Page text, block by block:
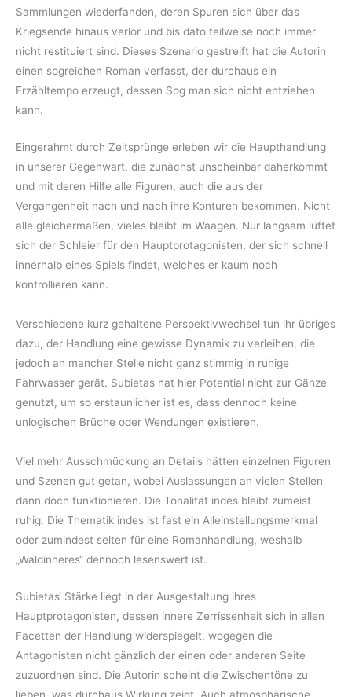
Sammlungen wiederfanden, deren Spuren sich über das
Kriegsende hinaus verlor und bis dato teilweise noch immer
nicht restituiert sind. Dieses Szenario gestreift hat die Autorin
einen sogreichen Roman verfasst, der durchaus ein
Erzähltempo erzeugt, dessen Sog man sich nicht entziehen
kann.
Eingerahmt durch Zeitsprünge erleben wir die Haupthandlung
in unserer Gegenwart, die zunächst unscheinbar daherkommt
und mit deren Hilfe alle Figuren, auch die aus der
Vergangenheit nach und nach ihre Konturen bekommen. Nicht
alle gleichermaßen, vieles bleibt im Waagen. Nur langsam lüftet
sich der Schleier für den Hauptprotagonisten, der sich schnell
innerhalb eines Spiels findet, welches er kaum noch
kontrollieren kann.
Verschiedene kurz gehaltene Perspektivwechsel tun ihr übriges
dazu, der Handlung eine gewisse Dynamik zu verleihen, die
jedoch an mancher Stelle nicht ganz stimmig in ruhige
Fahrwasser gerät. Subietas hat hier Potential nicht zur Gänze
genutzt, um so erstaunlicher ist es, dass dennoch keine
unlogischen Brüche oder Wendungen existieren.
Viel mehr Ausschmückung an Details hätten einzelnen Figuren
und Szenen gut getan, wobei Auslassungen an vielen Stellen
dann doch funktionieren. Die Tonalität indes bleibt zumeist
ruhig. Die Thematik indes ist fast ein Alleinstellungsmerkmal
oder zumindest selten für eine Romanhandlung, weshalb
„Waldinneres“ dennoch lesenswert ist.
Subietas‘ Stärke liegt in der Ausgestaltung ihres
Hauptprotagonisten, dessen innere Zerrissenheit sich in allen
Facetten der Handlung widerspiegelt, wogegen die
Antagonisten nicht gänzlich der einen oder anderen Seite
zuzuordnen sind. Die Autorin scheint die Zwischentöne zu